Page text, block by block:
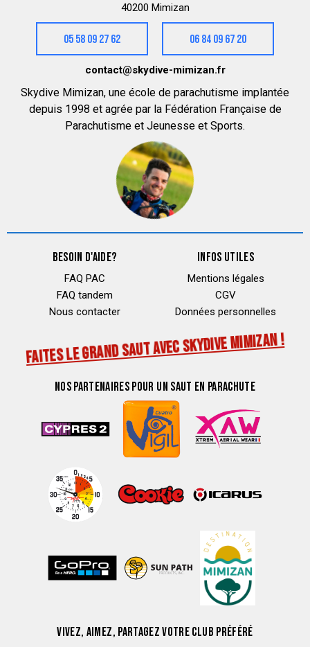
40200 Mimizan
05 58 09 27 62 06 84 09 67 20
contact@skydive-mimizan.fr
Skydive Mimizan, une école de parachutisme implantée
depuis 1998 et agrée par la Fédération Française de
Parachutisme et Jeunesse et Sports.
BESOIN D'AIDE?
FAQ PAC
FAQ tandem
Nous contacter
INFOS UTILES
Mentions légales
CGV
Données personnelles
FAITES LE GRAND SAUT AVEC SKYDIVE MIMIZAN !
NOS PARTENAIRES POUR UN SAUT EN PARACHUTE
VIVEZ, AIMEZ, PARTAGEZ VOTRE CLUB PRÉFÉRÉ